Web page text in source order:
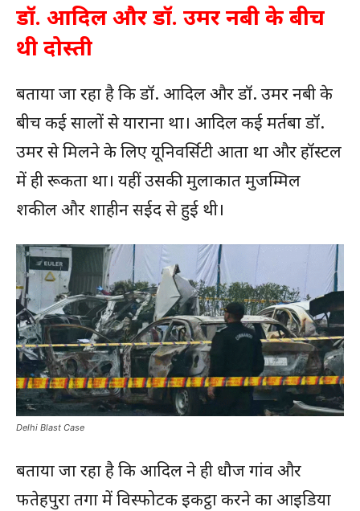
डॉ. आदिल और डॉ. उमर नबी के बीच
थी दोस्ती
बताया जा रहा है कि डॉ. आदिल और डॉ. उमर नबी के
बीच कई सालों से याराना था। आदिल कई मर्तबा डॉ.
उमर से मिलने के लिए यूनिवर्सिटी आता था और हॉस्टल
में ही रूकता था। यहीं उसकी मुलाकात मुजम्मिल
शकील और शाहीन सईद से हुई थी।
Delhi Blast Case
बताया जा रहा है कि आदिल ने ही धौज गांव और
फतेहपुरा तगा में विस्फोटक इकट्ठा करने का आइडिया